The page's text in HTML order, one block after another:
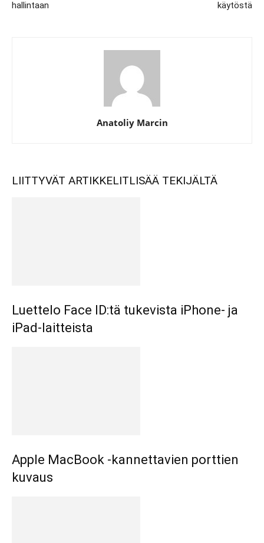
hallintaan käytöstä
Anatoliy Marcin
LIITTYVÄT ARTIKKELITLISÄÄ TEKIJÄLTÄ
Luettelo Face ID:tä tukevista iPhone- ja
iPad-laitteista
Apple MacBook -kannettavien porttien
kuvaus